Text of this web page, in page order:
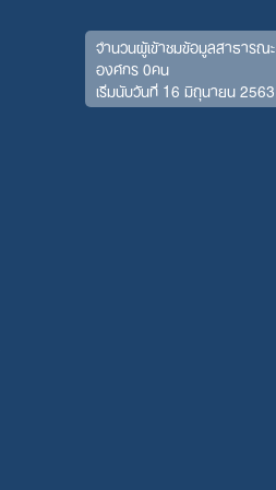
จำนวนผู้เข้าชมข้อมูลสาธารณะ
องค์กร 0คน
เริ่มนับวันที่ 16 มิถุนายน 2563